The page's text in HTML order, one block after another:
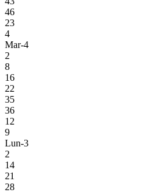
46
23
4
Mar-4
2
8
16
22
35
36
12
9
Lun-3
2
14
21
28